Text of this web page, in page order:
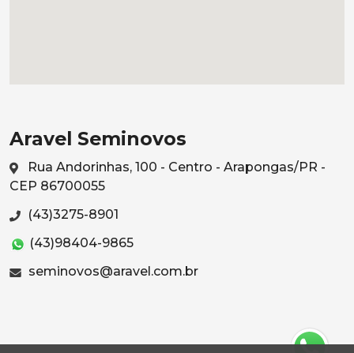
Aravel Seminovos
Rua Andorinhas, 100 - Centro - Arapongas/PR -
CEP 86700055
(43)3275-8901
(43)98404-9865
seminovos@aravel.com.br